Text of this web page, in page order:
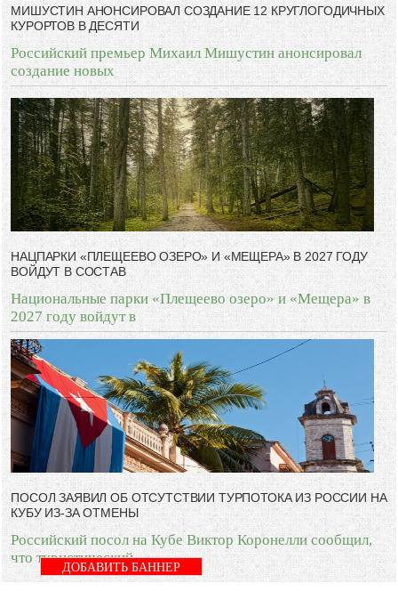
МИШУСТИН АНОНСИРОВАЛ СОЗДАНИЕ 12 КРУГЛОГОДИЧНЫХ
КУРОРТОВ В ДЕСЯТИ
Российский премьер Михаил Мишустин анонсировал
создание новых
НАЦПАРКИ «ПЛЕЩЕЕВО ОЗЕРО» И «МЕЩЕРА» В 2027 ГОДУ
ВОЙДУТ В СОСТАВ
Национальные парки «Плещеево озеро» и «Мещера» в
2027 году войдут в
ПОСОЛ ЗАЯВИЛ ОБ ОТСУТСТВИИ ТУРПОТОКА ИЗ РОССИИ НА
КУБУ ИЗ-ЗА ОТМЕНЫ
Российский посол на Кубе Виктор Коронелли сообщил,
что туристический
ДОБАВИТЬ БАННЕР